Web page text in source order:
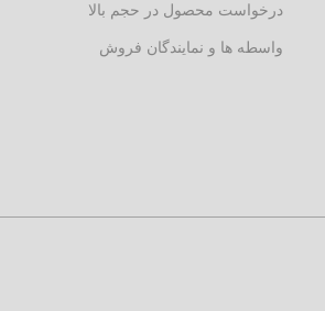
درخواست محصول در حجم بالا
واسطه ها و نمایندگان فروش